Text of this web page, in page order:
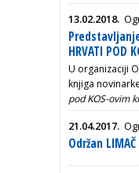
13.02.2018.
HRVATI POD
U organizaciji
knjiga
pod KOS-ovim
21.04.2017.
Održan